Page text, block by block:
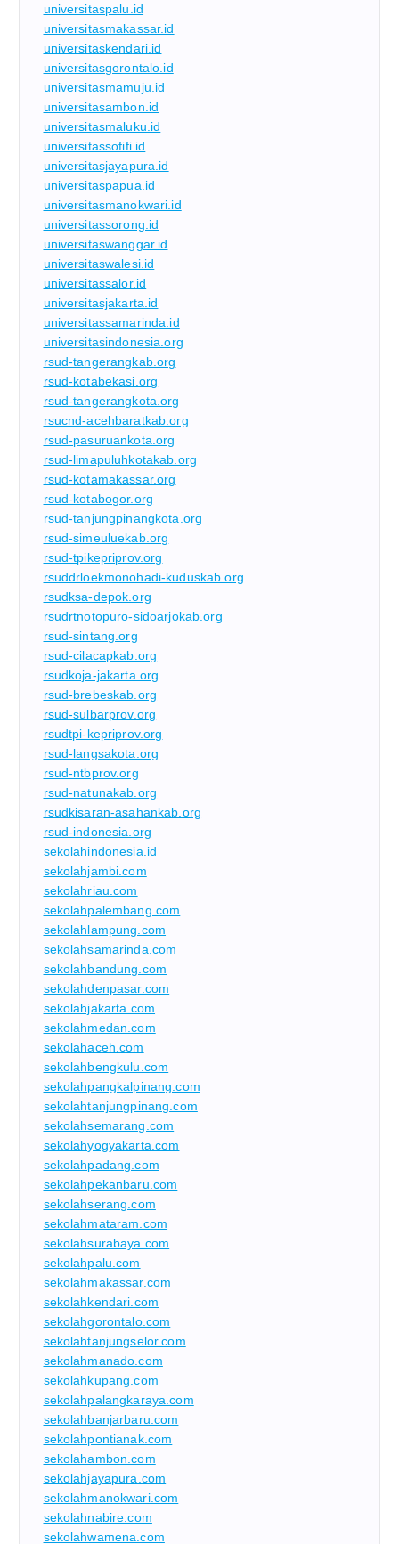
universitaspalu.id
universitasmakassar.id
universitaskendari.id
universitasgorontalo.id
universitasmamuju.id
universitasambon.id
universitasmaluku.id
universitassofifi.id
universitasjayapura.id
universitaspapua.id
universitasmanokwari.id
universitassorong.id
universitaswanggar.id
universitaswalesi.id
universitassalor.id
universitasjakarta.id
universitassamarinda.id
universitasindonesia.org
rsud-tangerangkab.org
rsud-kotabekasi.org
rsud-tangerangkota.org
rsucnd-acehbaratkab.org
rsud-pasuruankota.org
rsud-limapuluhkotakab.org
rsud-kotamakassar.org
rsud-kotabogor.org
rsud-tanjungpinangkota.org
rsud-simeuluekab.org
rsud-tpikepriprov.org
rsuddrloekmonohadi-kuduskab.org
rsudksa-depok.org
rsudrtnotopuro-sidoarjokab.org
rsud-sintang.org
rsud-cilacapkab.org
rsudkoja-jakarta.org
rsud-brebeskab.org
rsud-sulbarprov.org
rsudtpi-kepriprov.org
rsud-langsakota.org
rsud-ntbprov.org
rsud-natunakab.org
rsudkisaran-asahankab.org
rsud-indonesia.org
sekolahindonesia.id
sekolahjambi.com
sekolahriau.com
sekolahpalembang.com
sekolahlampung.com
sekolahsamarinda.com
sekolahbandung.com
sekolahdenpasar.com
sekolahjakarta.com
sekolahmedan.com
sekolahaceh.com
sekolahbengkulu.com
sekolahpangkalpinang.com
sekolahtanjungpinang.com
sekolahsemarang.com
sekolahyogyakarta.com
sekolahpadang.com
sekolahpekanbaru.com
sekolahserang.com
sekolahmataram.com
sekolahsurabaya.com
sekolahpalu.com
sekolahmakassar.com
sekolahkendari.com
sekolahgorontalo.com
sekolahtanjungselor.com
sekolahmanado.com
sekolahkupang.com
sekolahpalangkaraya.com
sekolahbanjarbaru.com
sekolahpontianak.com
sekolahambon.com
sekolahjayapura.com
sekolahmanokwari.com
sekolahnabire.com
sekolahwamena.com